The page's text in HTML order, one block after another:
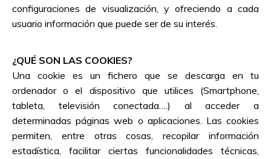
configuraciones de visualización, y ofreciendo a cada
usuario información que puede ser de su interés.
¿QUÉ SON LAS COOKIES?
Una cookie es un fichero que se descarga en tu
ordenador o el dispositivo que utilices (Smartphone,
tableta, televisión conectada….) al acceder a
determinadas páginas web o aplicaciones. Las cookies
permiten, entre otras cosas, recopilar información
estadística, facilitar ciertas funcionalidades técnicas,